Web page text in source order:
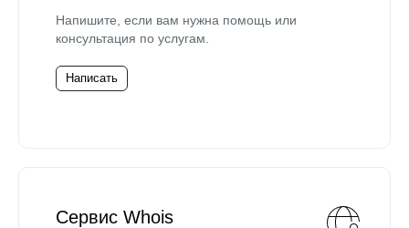
Напишите, если вам нужна помощь или
консультация по услугам.
Написать
Сервис Whois